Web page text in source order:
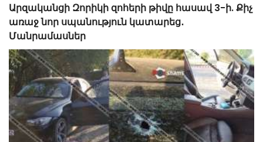
Արզականցի Զորիկի զոհերի թիվը հասավ 3-ի. Քիչ
առաջ նոր սպանություն կատարեց․
Մանրամասներ